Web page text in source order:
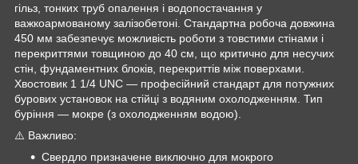
гільз, тонких труб опалення і водопостачання у
важкоармованому залізобетоні. Стандартна робоча довжина
450 мм забезпечує можливість роботи з товстими стінами і
перекриттями товщиною до 40 см, що критично для несучих
стін, фундаментних блоків, перекриттів між поверхами.
Хвостовик 1 1/4 UNC — професійний стандарт для потужних
бурових установок на стійці з водяним охолодженням. Тип
буріння — мокре (з охолодженням водою).
⚠️ Важливо:
Свердло призначене виключно для мокрого